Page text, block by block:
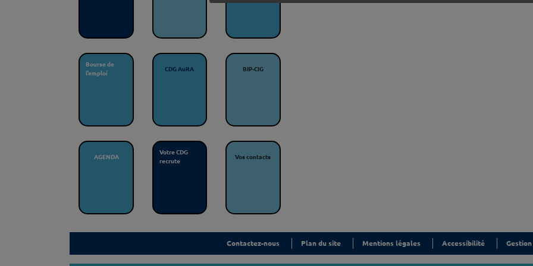
Bourse de
l’emploi
CDG AuRA BIP-CIG
AGENDA
Votre CDG
recrute
Vos contacts
Contactez-nous Plan du site Mentions légales Accessibilité